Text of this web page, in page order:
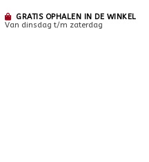
GRATIS OPHALEN IN DE WINKEL
Van dinsdag t/m zaterdag